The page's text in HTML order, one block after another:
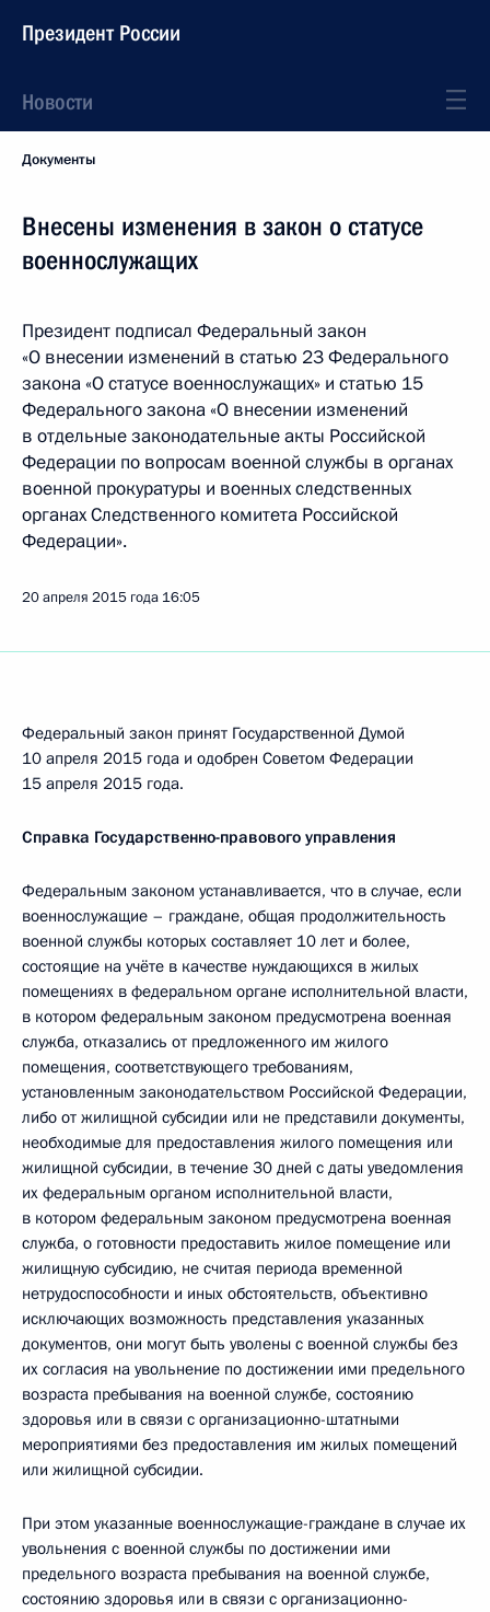
Президент России
Новости
Документы
Внесены изменения в закон о статусе
военнослужащих
Президент подписал Федеральный закон
«О внесении изменений в статью 23 Федерального
закона «О статусе военнослужащих» и статью 15
Федерального закона «О внесении изменений
в отдельные законодательные акты Российской
Федерации по вопросам военной службы в органах
военной прокуратуры и военных следственных
органах Следственного комитета Российской
Федерации».
20 апреля 2015 года 16:05
Федеральный закон принят Государственной Думой
10 апреля 2015 года и одобрен Советом Федерации
15 апреля 2015 года.
Справка Государственно-правового управления
Федеральным законом устанавливается, что в случае, если
военнослужащие – граждане, общая продолжительность
военной службы которых составляет 10 лет и более,
состоящие на учёте в качестве нуждающихся в жилых
помещениях в федеральном органе исполнительной власти,
в котором федеральным законом предусмотрена военная
служба, отказались от предложенного им жилого
помещения, соответствующего требованиям,
установленным законодательством Российской Федерации,
либо от жилищной субсидии или не представили документы,
необходимые для предоставления жилого помещения или
жилищной субсидии, в течение 30 дней с даты уведомления
их федеральным органом исполнительной власти,
в котором федеральным законом предусмотрена военная
служба, о готовности предоставить жилое помещение или
жилищную субсидию, не считая периода временной
нетрудоспособности и иных обстоятельств, объективно
исключающих возможность представления указанных
документов, они могут быть уволены с военной службы без
их согласия на увольнение по достижении ими предельного
возраста пребывания на военной службе, состоянию
здоровья или в связи с организационно-штатными
мероприятиями без предоставления им жилых помещений
или жилищной субсидии.
При этом указанные военнослужащие-граждане в случае их
увольнения с военной службы по достижении ими
предельного возраста пребывания на военной службе,
состоянию здоровья или в связи с организационно-